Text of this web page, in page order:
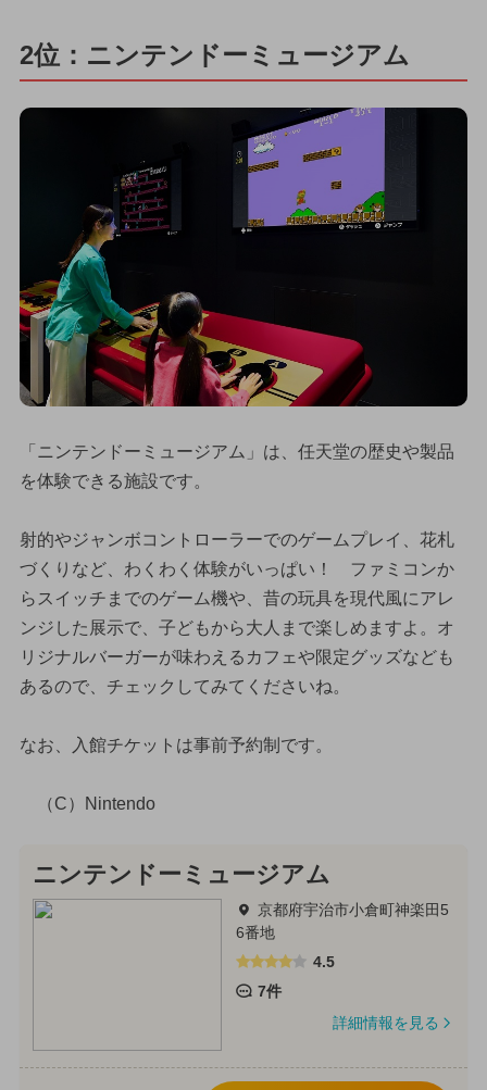
2位：ニンテンドーミュージアム
「ニンテンドーミュージアム」は、任天堂の歴史や製品
を体験できる施設です。
射的やジャンボコントローラーでのゲームプレイ、花札
づくりなど、わくわく体験がいっぱい！ ファミコンか
らスイッチまでのゲーム機や、昔の玩具を現代風にアレ
ンジした展示で、子どもから大人まで楽しめますよ。オ
リジナルバーガーが味わえるカフェや限定グッズなども
あるので、チェックしてみてくださいね。
なお、入館チケットは事前予約制です。
（C）Nintendo
ニンテンドーミュージアム
京都府宇治市小倉町神楽田5
6番地
4.5
7件
詳細情報を見る